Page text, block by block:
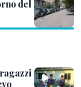
del